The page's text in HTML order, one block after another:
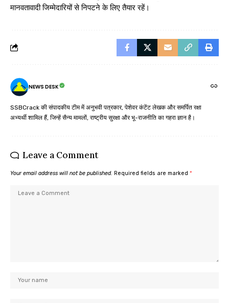
मानवतावादी जिम्मेदारियों से निपटने के लिए तैयार रहें।
NEWS DESK
SSBCrack की संपादकीय टीम में अनुभवी पत्रकार, पेशेवर कंटेंट लेखक और समर्पित रक्षा
अभ्यर्थी शामिल हैं, जिन्हें सैन्य मामलों, राष्ट्रीय सुरक्षा और भू-राजनीति का गहरा ज्ञान है।
Leave a Comment
Your email address will not be published. Required fields are marked *